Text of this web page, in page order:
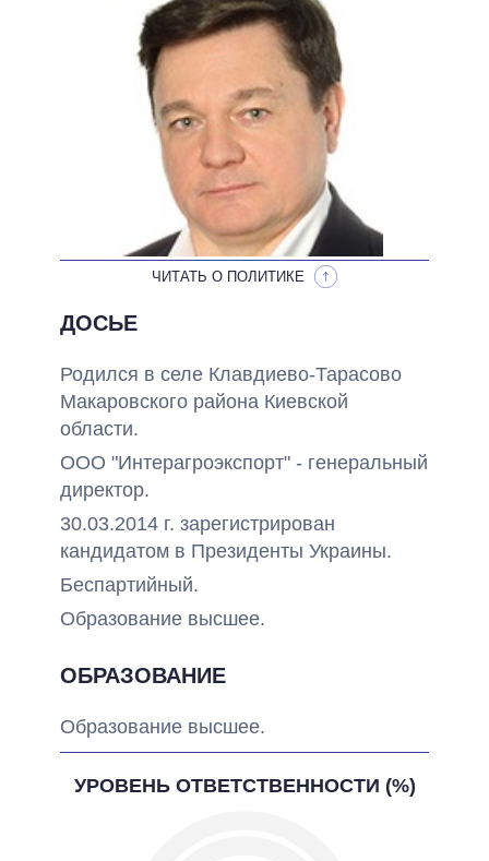
НЕВЫПОЛНЕННЫЕ ОБЕЩАНИЯ
ОБЕЩАНИЯ В ПРОЦЕССЕ
ВСЕ ОБЕЩАНИЯ
АРХИВНЫЕ ОБЕЩАНИЯ
ЧИТАТЬ О ПОЛИТИКЕ
ДОСЬЕ
Родился в селе Клавдиево-Тарасово
Макаровского района Киевской
области.
ООО "Интерагроэкспорт" - генеральный
директор.
30.03.2014 г. зарегистрирован
кандидатом в Президенты Украины.
Беспартийный.
Образование высшее.
ОБРАЗОВАНИЕ
Образование высшее.
УРОВЕНЬ ОТВЕТСТВЕННОСТИ (%)